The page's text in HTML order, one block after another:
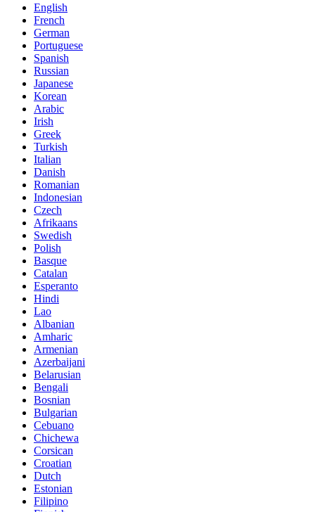
English
French
German
Portuguese
Spanish
Russian
Japanese
Korean
Arabic
Irish
Greek
Turkish
Italian
Danish
Romanian
Indonesian
Czech
Afrikaans
Swedish
Polish
Basque
Catalan
Esperanto
Hindi
Lao
Albanian
Amharic
Armenian
Azerbaijani
Belarusian
Bengali
Bosnian
Bulgarian
Cebuano
Chichewa
Corsican
Croatian
Dutch
Estonian
Filipino